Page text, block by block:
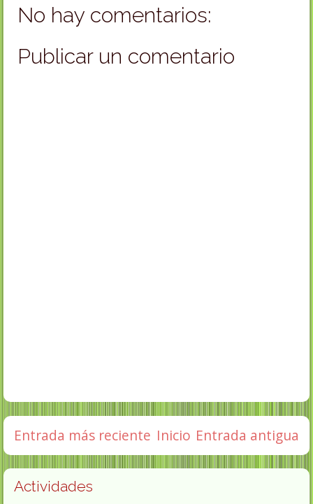
No hay comentarios:
Publicar un comentario
Entrada más reciente Entrada antigua
Inicio
Actividades